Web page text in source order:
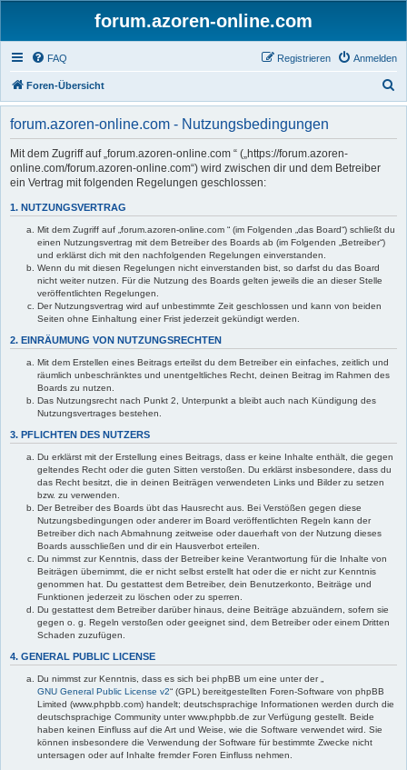
forum.azoren-online.com
FAQ Anmelden
Registrieren
Foren-Übersicht
u
forum.azoren-online.com - Nutzungsbedingungen
Mit dem Zugriff auf „forum.azoren-online.com “ („https://forum.azoren-
online.com/forum.azoren-online.com“) wird zwischen dir und dem Betreiber
ein Vertrag mit folgenden Regelungen geschlossen:
1. NUTZUNGSVERTRAG
Mit dem Zugriff auf „forum.azoren-online.com “ (im Folgenden „das Board“) schließt du
einen Nutzungsvertrag mit dem Betreiber des Boards ab (im Folgenden „Betreiber“)
und erklärst dich mit den nachfolgenden Regelungen einverstanden.
Wenn du mit diesen Regelungen nicht einverstanden bist, so darfst du das Board
nicht weiter nutzen. Für die Nutzung des Boards gelten jeweils die an dieser Stelle
veröffentlichten Regelungen.
Der Nutzungsvertrag wird auf unbestimmte Zeit geschlossen und kann von beiden
Seiten ohne Einhaltung einer Frist jederzeit gekündigt werden.
2. EINRÄUMUNG VON NUTZUNGSRECHTEN
Mit dem Erstellen eines Beitrags erteilst du dem Betreiber ein einfaches, zeitlich und
räumlich unbeschränktes und unentgeltliches Recht, deinen Beitrag im Rahmen des
Boards zu nutzen.
Das Nutzungsrecht nach Punkt 2, Unterpunkt a bleibt auch nach Kündigung des
Nutzungsvertrages bestehen.
3. PFLICHTEN DES NUTZERS
Du erklärst mit der Erstellung eines Beitrags, dass er keine Inhalte enthält, die gegen
geltendes Recht oder die guten Sitten verstoßen. Du erklärst insbesondere, dass du
das Recht besitzt, die in deinen Beiträgen verwendeten Links und Bilder zu setzen
bzw. zu verwenden.
Der Betreiber des Boards übt das Hausrecht aus. Bei Verstößen gegen diese
Nutzungsbedingungen oder anderer im Board veröffentlichten Regeln kann der
Betreiber dich nach Abmahnung zeitweise oder dauerhaft von der Nutzung dieses
Boards ausschließen und dir ein Hausverbot erteilen.
Du nimmst zur Kenntnis, dass der Betreiber keine Verantwortung für die Inhalte von
Beiträgen übernimmt, die er nicht selbst erstellt hat oder die er nicht zur Kenntnis
genommen hat. Du gestattest dem Betreiber, dein Benutzerkonto, Beiträge und
Funktionen jederzeit zu löschen oder zu sperren.
Du gestattest dem Betreiber darüber hinaus, deine Beiträge abzuändern, sofern sie
gegen o. g. Regeln verstoßen oder geeignet sind, dem Betreiber oder einem Dritten
Schaden zuzufügen.
4. GENERAL PUBLIC LICENSE
Du nimmst zur Kenntnis, dass es sich bei phpBB um eine unter der „
GNU General Public License v2“ (GPL) bereitgestellten Foren-Software von phpBB
Limited (www.phpbb.com) handelt; deutschsprachige Informationen werden durch die
deutschsprachige Community unter www.phpbb.de zur Verfügung gestellt. Beide
haben keinen Einfluss auf die Art und Weise, wie die Software verwendet wird. Sie
können insbesondere die Verwendung der Software für bestimmte Zwecke nicht
untersagen oder auf Inhalte fremder Foren Einfluss nehmen.